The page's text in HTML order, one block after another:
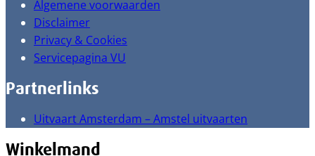
Algemene voorwaarden
Disclaimer
Privacy & Cookies
Servicepagina VU
Partnerlinks
Uitvaart Amsterdam – Amstel uitvaarten
Winkelmand